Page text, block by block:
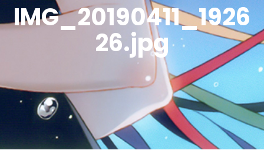
IMG_20190411_1926
26.jpg